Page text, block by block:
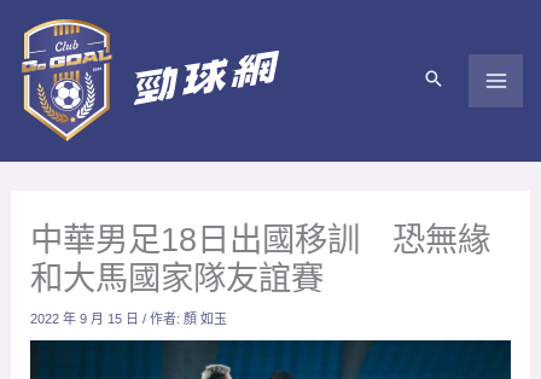
內
中華男足18日出國移訓 恐無緣
和大馬國家隊友誼賽
2022 年 9 月 15 日/ 作者:顏 如玉